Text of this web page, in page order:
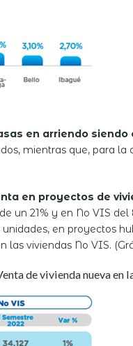
en arriendo
mientras que, para
en proyectos de
un 21% y en No VIS
en proyectos
las viviendas No VIS.
de vivienda nueva en